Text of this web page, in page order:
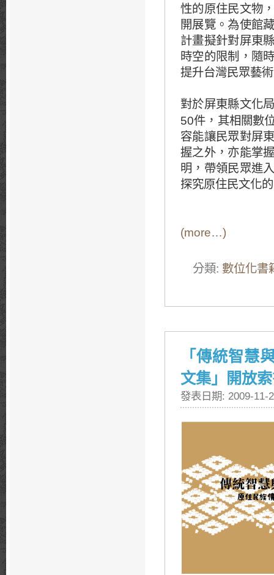
性的原住民文物
開展覽。為使館
計畫擬針對屏東
時空的限制，隨
提升台灣民眾藝
對於屏東縣文化
50件，其相關數
容能讓民眾對屏
握之外，亦能掌
明，帶領民眾進
探究原住民文化
(more…)
分類: 數位化書
「傳統智慧
文集」開放
發表日期: 2009-11-